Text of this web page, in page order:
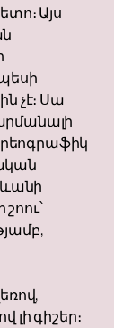
Այս
չէ։ Սա
գիշեր։